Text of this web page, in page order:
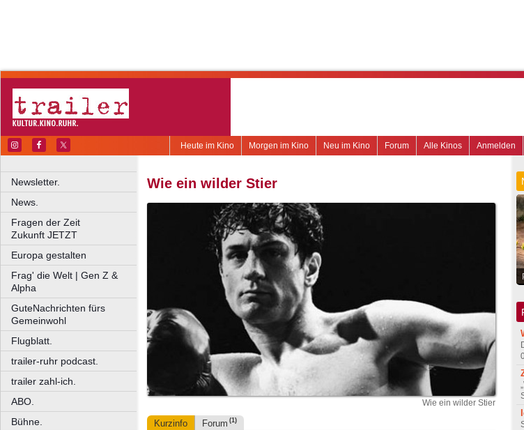
Anmelden
Alle Kinos
Forum
Neu im Kino
Morgen im Kino
Heute im Kino
Newsletter.
News.
Fragen der Zeit
Zukunft JETZT
Europa gestalten
Frag' die Welt | Gen Z &
Alpha
GuteNachrichten fürs
Gemeinwohl
Flugblatt.
trailer-ruhr podcast.
trailer zahl-ich.
ABO.
Bühne.
Wie ein wilder Stier
Wie ein wilder Stier
Kurzinfo Forum (1)